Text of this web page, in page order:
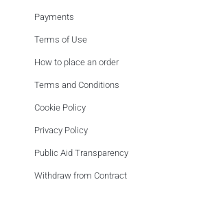
Payments
Terms of Use
How to place an order
Terms and Conditions
Cookie Policy
Privacy Policy
Public Aid Transparency
Withdraw from Contract